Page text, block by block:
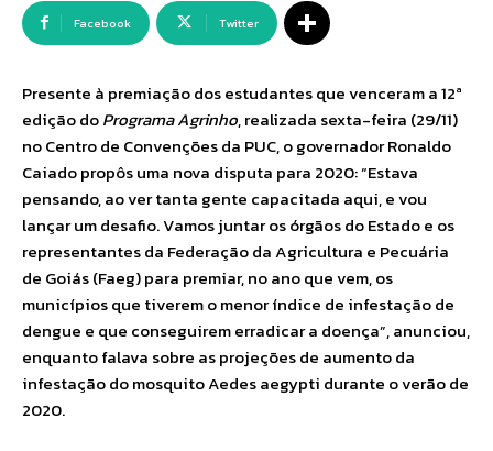
Facebook Twitter
Presente à premiação dos estudantes que venceram a 12ª
edição doPrograma Agrinho, realizada sexta-feira (29/11)
no Centro de Convenções da PUC, o governador Ronaldo
Caiado propôs uma nova disputa para 2020: “Estava
pensando, ao ver tanta gente capacitada aqui, e vou
lançar um desafio. Vamos juntar os órgãos do Estado e os
representantes da Federação da Agricultura e Pecuária
de Goiás (Faeg) para premiar, no ano que vem, os
municípios que tiverem o menor índice de infestação de
dengue e que conseguirem erradicar a doença”, anunciou,
enquanto falava sobre as projeções de aumento da
infestação do mosquito Aedes aegypti durante o verão de
2020.